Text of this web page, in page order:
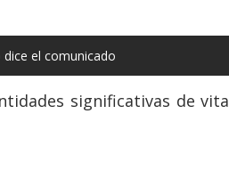
dice el comunicado
significativas de